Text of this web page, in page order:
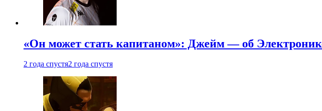
«Он может стать капитаном»: Джейм — об
2 года спустя2 года спустя